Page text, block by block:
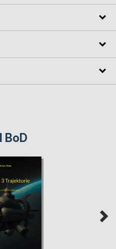
BoD